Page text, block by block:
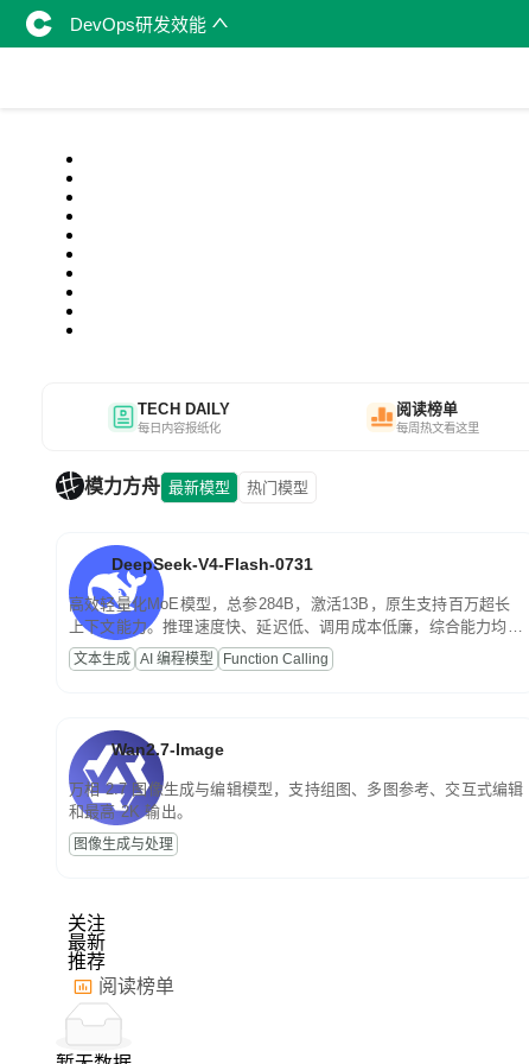
DevOps研发效能
TECH DAILY
每日内容报纸化
阅读榜单
每周热文看这里
模力方舟 最新模型 热门模型
DeepSeek-V4-Flash-0731
高效轻量化MoE模型，总参284B，激活13B，原生支持百万超长
上下文能力。推理速度快、延迟低、调用成本低廉，综合能力均
衡，主打高并发、轻量化任务，适合日常对话、内容创作、基础
RAG、批量文案处理等普惠刚需场景。
文本生成 AI 编程模型 Function Calling
Wan2.7-Image
万相 2.7 图像生成与编辑模型，支持组图、多图参考、交互式编辑
和最高 2K 输出。
图像生成与处理
关注
最新
推荐
阅读榜单